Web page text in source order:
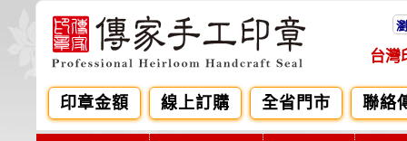
台灣
印章金額 線上訂購 全省門市 聯絡